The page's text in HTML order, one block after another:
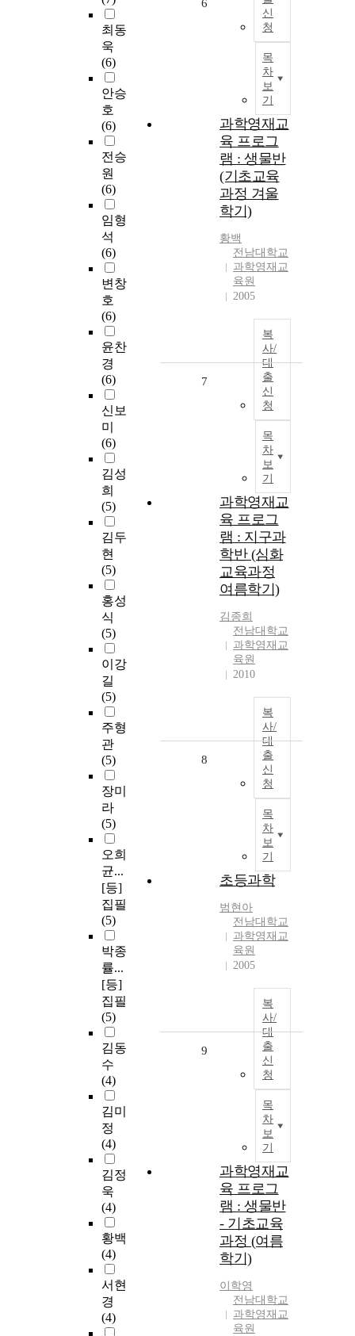
최동
욱
(6)
안승
호
(6)
전승
원
(6)
임형
석
(6)
변창
호
(6)
윤찬
경
(6)
신보
미
(6)
김성
희
(5)
김두
현
(5)
홍성
식
(5)
이강
길
(5)
주형
관
(5)
장미
라
(5)
오희
균...
[등]
집필
(5)
박종
률...
[등]
집필
(5)
김동
수
(4)
김미
정
(4)
김정
욱
(4)
황백
(4)
서현
경
(4)
신
청
목
차
보
기
6
과학영재교
육 프로그
램 : 생물반
(기초교육
과정 겨울
학기)
황백
전남대학교
과학영재교
육원
2005
복
사/
대
출
신
청
목
차
보
기
7
과학영재교
육 프로그
램 : 지구과
학반 (심화
교육과정
여름학기)
김종희
전남대학교
과학영재교
육원
2010
복
사/
대
출
신
청
목
차
보
기
8
초등과학
범현아
전남대학교
과학영재교
육원
2005
복
사/
대
출
신
청
목
차
보
기
9
과학영재교
육 프로그
램 : 생물반
- 기초교육
과정 (여름
학기)
이학영
전남대학교
과학영재교
육원